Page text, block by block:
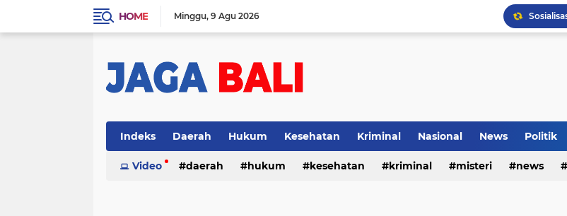
HOME Minggu 9 Agu 2026
Indeks Daerah Hukum Kesehatan Kriminal Nasional News Politik
Video daerah hukum kesehatan kriminal misteri news